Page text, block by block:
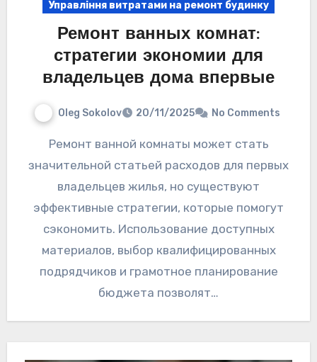
Управління витратами на ремонт будинку
Ремонт ванных комнат:
стратегии экономии для
владельцев дома впервые
Oleg Sokolov 20/11/2025 No Comments
Ремонт ванной комнаты может стать
значительной статьей расходов для первых
владельцев жилья, но существуют
эффективные стратегии, которые помогут
сэкономить. Использование доступных
материалов, выбор квалифицированных
подрядчиков и грамотное планирование
бюджета позволят…